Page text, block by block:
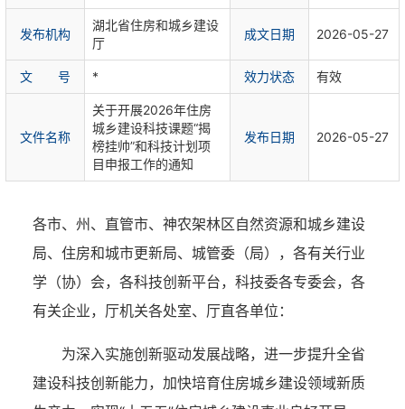
发布机构
湖北省住房和城乡建设
厅
成文日期 2026-05-27
文 号 * 效力状态 有效
文件名称
关于开展2026年住房
城乡建设科技课题“揭
榜挂帅”和科技计划项
目申报工作的通知
发布日期 2026-05-27
各市、州、直管市、神农架林区自然资源和城乡建设
局、住房和城市更新局、城管委（局），各有关行业
学（协）会，各科技创新平台，科技委各专委会，各
有关企业，厅机关各处室、厅直各单位：
为深入实施创新驱动发展战略，进一步提升全省
建设科技创新能力，加快培育住房城乡建设领域新质